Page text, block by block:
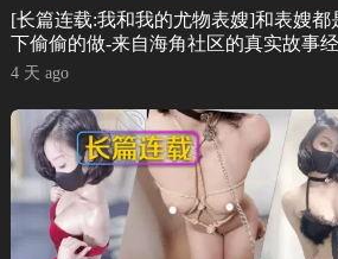
[长篇连载:我和我的尤物表嫂]和表嫂
下偷偷的做-来自海角社区的真实故事
4 天 ago